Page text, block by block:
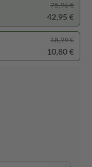
75,96 €
42,95 €
18,99 €
10,80 €